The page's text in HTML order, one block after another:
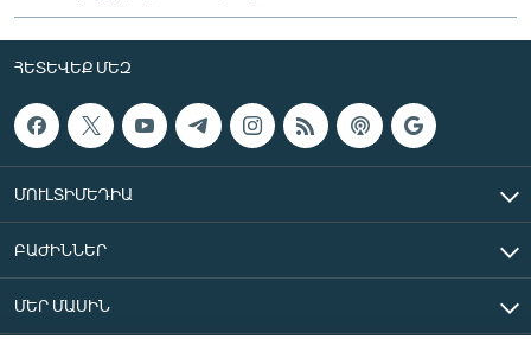
ՀԵՏԵՎԵՔ ՄԵԶ
ՄՈՒԼՏԻՄԵԴԻԱ
ԲԱԺԻՆՆԵՐ
ՄԵՐ ՄԱՍԻՆ